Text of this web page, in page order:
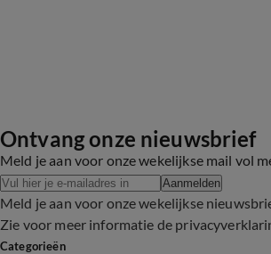
Ontvang onze nieuwsbrief
Meld je aan voor onze wekelijkse mail vol
Aanmelden
Meld je aan voor onze wekelijkse
Zie voor meer informatie de
Categorieën